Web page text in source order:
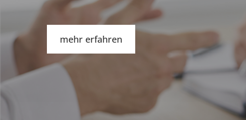
mehr erfahren